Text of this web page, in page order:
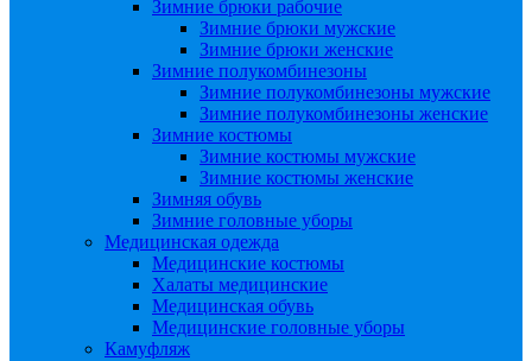
Зимние брюки рабочие
Зимние брюки мужские
Зимние брюки женские
Зимние полукомбинезоны
Зимние полукомбинезоны мужские
Зимние полукомбинезоны женские
Зимние костюмы
Зимние костюмы мужские
Зимние костюмы женские
Зимняя обувь
Зимние головные уборы
Медицинская одежда
Медицинские костюмы
Халаты медицинские
Медицинская обувь
Медицинские головные уборы
Камуфляж